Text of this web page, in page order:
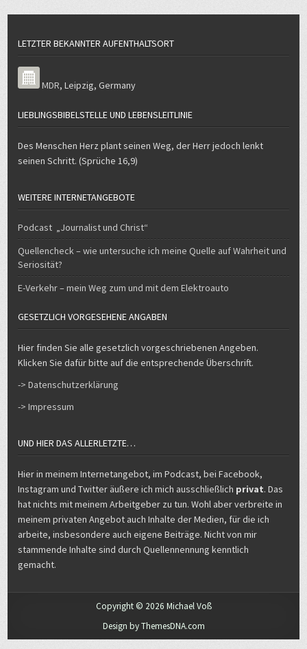
LETZTER BEKANNTER AUFENTHALTSORT
MDR,Leipzig,Germany
LIEBLINGSBIBELSTELLE UND LEBENSLEITLINIE
Des Menschen Herz plant seinen Weg, der Herr jedoch lenkt
seinen Schritt. (Sprüche 16,9)
WEITERE INTERNETANGEBOTE
Podcast „Journalist und Christ“
Quellencheck – wie untersuche ich meine Quelle auf Wahrheit und
Seriosität?
E-Verkehr – mein Weg zum und mit dem Elektroauto
GESETZLICH VORGESEHENE ANGABEN
Hier finden Sie alle gesetzlich vorgeschriebenen Angeben.
Klicken Sie dafür bitte auf die entsprechende Überschrift.
-> Datenschutzerklärung
-> Impressum
UND HIER DAS ALLERLETZTE…
Hier in meinem Internetangebot, im Podcast, bei Facebook,
Instagram und Twitter äußere ich mich ausschließlich privat. Das
hat nichts mit meinem Arbeitgeber zu tun. Wohl aber verbreite in
meinem privaten Angebot auch Inhalte der Medien, für die ich
arbeite, insbesondere auch eigene Beiträge. Nicht von mir
stammende Inhalte sind durch Quellennennung kenntlich
gemacht.
Copyright © 2026 Michael Voß
Design by ThemesDNA.com